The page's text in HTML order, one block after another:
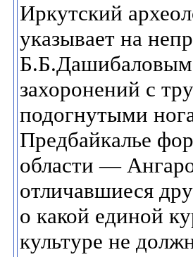
Иркутский
указывает на
Б.Б.Дашибаловым
захоронений с
подогнутыми
Предбайкалье
области —
отличавшиеся
о какой единой
культуре не